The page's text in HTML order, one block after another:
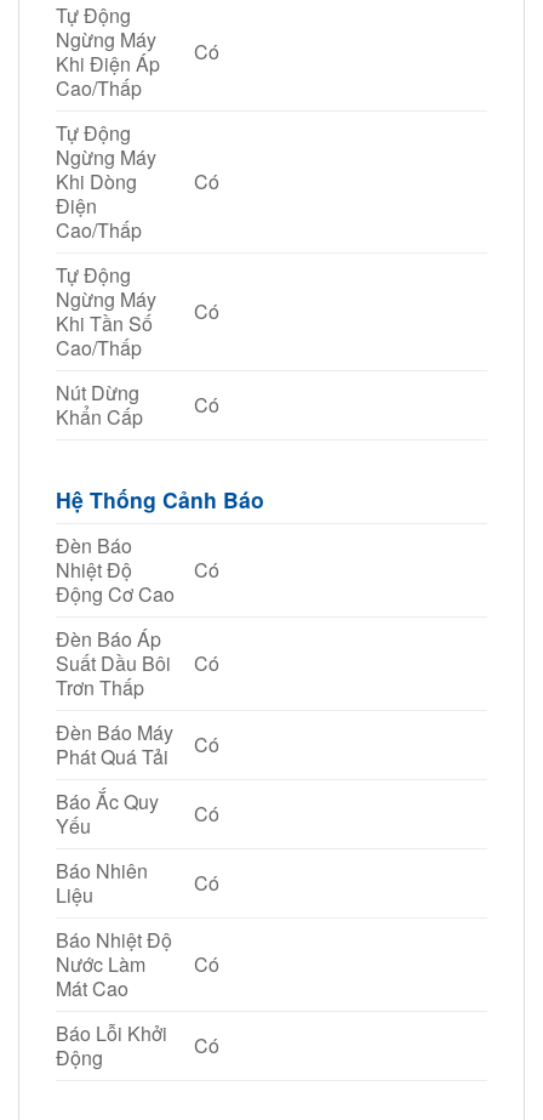
Tự Động
Ngừng Máy
Khi Điện Áp
Cao/Thấp
Có
Tự Động
Ngừng Máy
Khi Dòng
Điện
Cao/Thấp
Có
Tự Động
Ngừng Máy
Khi Tần Số
Cao/Thấp
Có
Nút Dừng
Khẩn Cấp
Có
Hệ Thống Cảnh Báo
Đèn Báo
Nhiệt Độ
Động Cơ Cao
Có
Đèn Báo Áp
Suất Dầu Bôi
Trơn Thấp
Có
Đèn Báo Máy
Phát Quá Tải
Có
Báo Ắc Quy
Yếu
Có
Báo Nhiên
Liệu
Có
Báo Nhiệt Độ
Nước Làm
Mát Cao
Có
Báo Lỗi Khởi
Động
Có